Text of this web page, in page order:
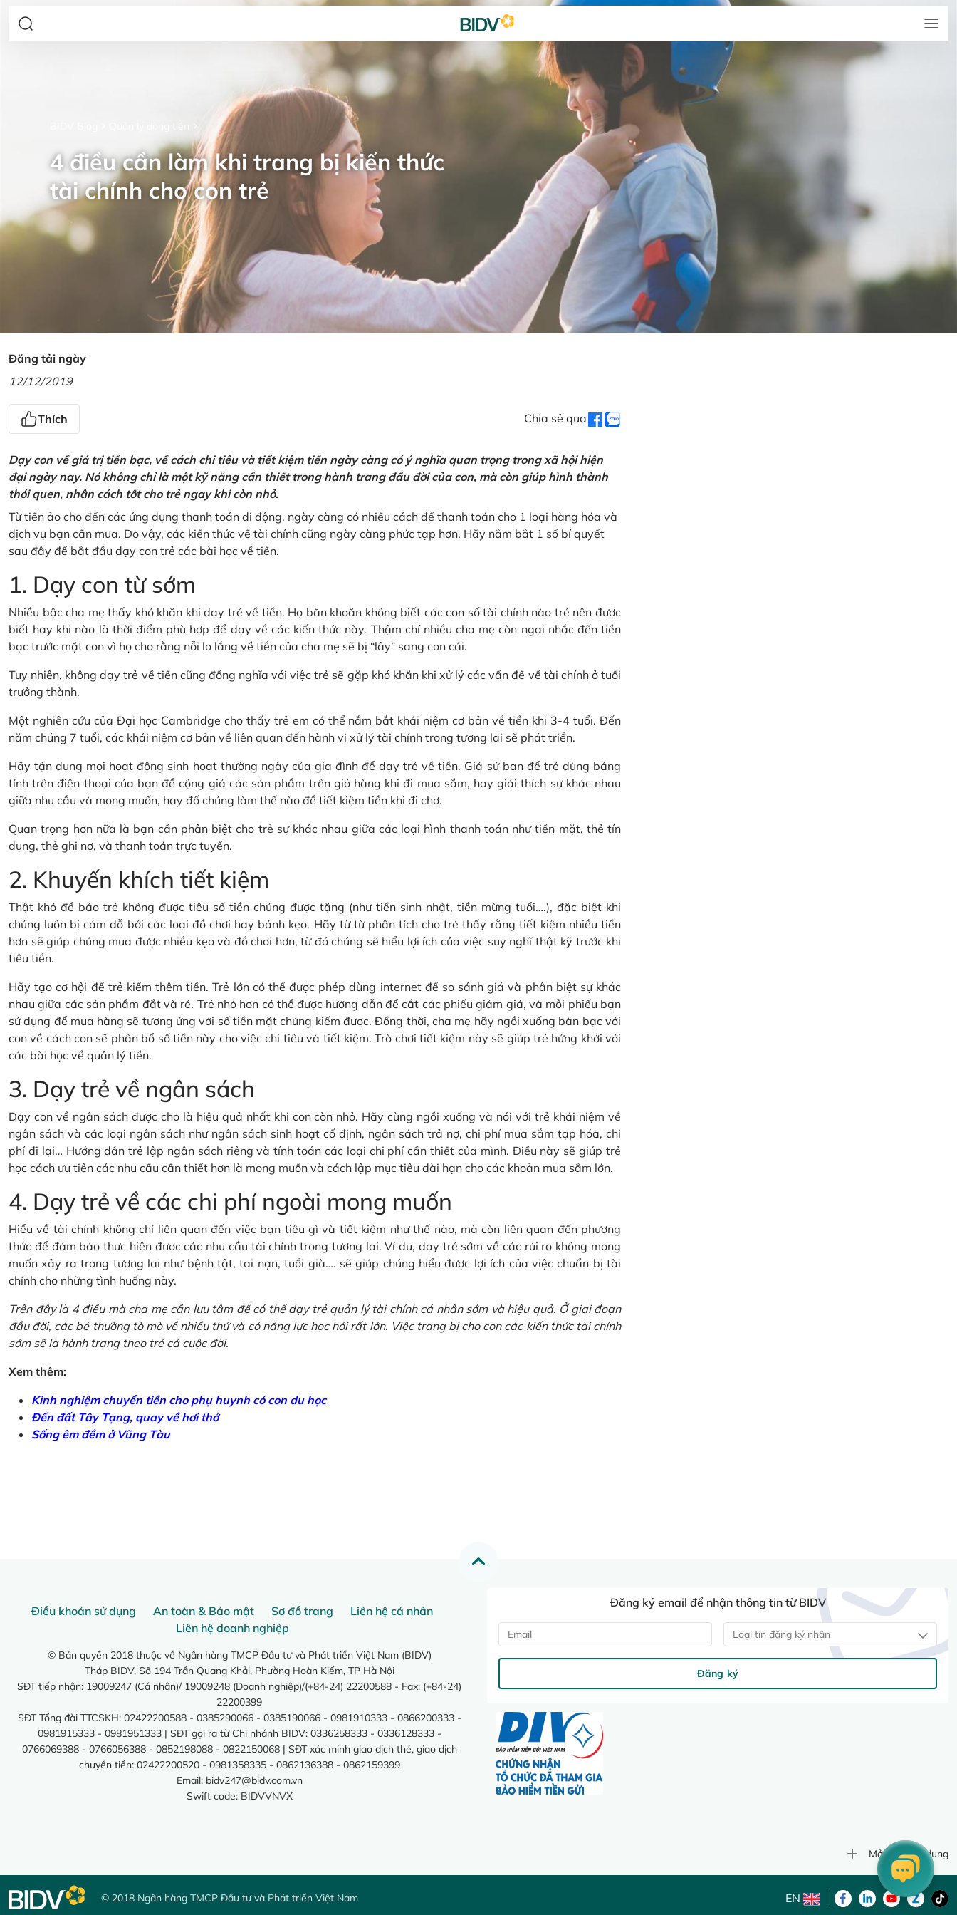
4 điều cần làm khi trang bị kiến thức
tài chính cho con trẻ
Đăng tải ngày
12/12/2019
Thích Chia sẻ qua
Dạy con về giá trị tiền bạc, về cách chi tiêu và tiết kiệm tiền ngày càng có ý nghĩa quan trọng trong xã hội hiện
đại ngày nay. Nó không chỉ là một kỹ năng cần thiết trong hành trang đầu đời của con, mà còn giúp hình thành
thói quen, nhân cách tốt cho trẻ ngay khi còn nhỏ.
Từ tiền ảo cho đến các ứng dụng thanh toán di động, ngày càng có nhiều cách để thanh toán cho 1 loại hàng hóa và
dịch vụ bạn cần mua. Do vậy, các kiến thức về tài chính cũng ngày càng phức tạp hơn. Hãy nắm bắt 1 số bí quyết
sau đây để bắt đầu dạy con trẻ các bài học về tiền.
1. Dạy con từ sớm
Nhiều bậc cha mẹ thấy khó khăn khi dạy trẻ về tiền. Họ băn khoăn không biết các con số tài chính nào trẻ nên được
biết hay khi nào là thời điểm phù hợp để dạy về các kiến thức này. Thậm chí nhiều cha mẹ còn ngại nhắc đến tiền
bạc trước mặt con vì họ cho rằng nỗi lo lắng về tiền của cha mẹ sẽ bị “lây” sang con cái.
Tuy nhiên, không dạy trẻ về tiền cũng đồng nghĩa với việc trẻ sẽ gặp khó khăn khi xử lý các vấn đề về tài chính ở tuổi
trưởng thành.
Một nghiên cứu của Đại học Cambridge cho thấy trẻ em có thể nắm bắt khái niệm cơ bản về tiền khi 3-4 tuổi. Đến
năm chúng 7 tuổi, các khái niệm cơ bản về liên quan đến hành vi xử lý tài chính trong tương lai sẽ phát triển.
Hãy tận dụng mọi hoạt động sinh hoạt thường ngày của gia đình để dạy trẻ về tiền. Giả sử bạn để trẻ dùng bảng
tính trên điện thoại của bạn để cộng giá các sản phẩm trên giỏ hàng khi đi mua sắm, hay giải thích sự khác nhau
giữa nhu cầu và mong muốn, hay đố chúng làm thế nào để tiết kiệm tiền khi đi chợ.
Quan trọng hơn nữa là bạn cần phân biệt cho trẻ sự khác nhau giữa các loại hình thanh toán như tiền mặt, thẻ tín
dụng, thẻ ghi nợ, và thanh toán trực tuyến.
2. Khuyến khích tiết kiệm
Thật khó để bảo trẻ không được tiêu số tiền chúng được tặng (như tiền sinh nhật, tiền mừng tuổi….), đặc biệt khi
chúng luôn bị cám dỗ bởi các loại đồ chơi hay bánh kẹo. Hãy từ từ phân tích cho trẻ thấy rằng tiết kiệm nhiều tiền
hơn sẽ giúp chúng mua được nhiều kẹo và đồ chơi hơn, từ đó chúng sẽ hiểu lợi ích của việc suy nghĩ thật kỹ trước khi
tiêu tiền.
Hãy tạo cơ hội để trẻ kiếm thêm tiền. Trẻ lớn có thể được phép dùng internet để so sánh giá và phân biệt sự khác
nhau giữa các sản phẩm đắt và rẻ. Trẻ nhỏ hơn có thể được hướng dẫn để cắt các phiếu giảm giá, và mỗi phiếu bạn
sử dụng để mua hàng sẽ tương ứng với số tiền mặt chúng kiếm được. Đồng thời, cha mẹ hãy ngồi xuống bàn bạc với
con về cách con sẽ phân bổ số tiền này cho việc chi tiêu và tiết kiệm. Trò chơi tiết kiệm này sẽ giúp trẻ hứng khởi với
các bài học về quản lý tiền.
3. Dạy trẻ về ngân sách
Dạy con về ngân sách được cho là hiệu quả nhất khi con còn nhỏ. Hãy cùng ngồi xuống và nói với trẻ khái niệm về
ngân sách và các loại ngân sách như ngân sách sinh hoạt cố định, ngân sách trả nợ, chi phí mua sắm tạp hóa, chi
phí đi lại… Hướng dẫn trẻ lập ngân sách riêng và tính toán các loại chi phí cần thiết của mình. Điều này sẽ giúp trẻ
học cách ưu tiên các nhu cầu cần thiết hơn là mong muốn và cách lập mục tiêu dài hạn cho các khoản mua sắm lớn.
4. Dạy trẻ về các chi phí ngoài mong muốn
Hiểu về tài chính không chỉ liên quan đến việc bạn tiêu gì và tiết kiệm như thế nào, mà còn liên quan đến phương
thức để đảm bảo thực hiện được các nhu cầu tài chính trong tương lai. Ví dụ, dạy trẻ sớm về các rủi ro không mong
muốn xảy ra trong tương lai như bệnh tật, tai nạn, tuổi già…. sẽ giúp chúng hiểu được lợi ích của việc chuẩn bị tài
chính cho những tình huống này.
Trên đây là 4 điều mà cha mẹ cần lưu tâm để có thể dạy trẻ quản lý tài chính cá nhân sớm và hiệu quả. Ở giai đoạn
đầu đời, các bé thường tò mò về nhiều thứ và có năng lực học hỏi rất lớn. Việc trang bị cho con các kiến thức tài chính
sớm sẽ là hành trang theo trẻ cả cuộc đời.
Xem thêm:
Kinh nghiệm chuyển tiền cho phụ huynh có con du học
Đến đất Tây Tạng, quay về hơi thở
Sống êm đềm ở Vũng Tàu
Điều khoản sử dụng An toàn & Bảo mật Sơ đồ trang
Liên hệ cá nhân
Liên hệ doanh nghiệp
© Bản quyền 2018 thuộc về Ngân hàng TMCP Đầu tư và Phát triển Việt Nam (BIDV)
Tháp BIDV, Số 194 Trần Quang Khải, Phường Hoàn Kiếm, TP Hà Nội
SĐT tiếp nhận: 19009247 (Cá nhân)/ 19009248 (Doanh nghiệp)/(+84-24) 22200588 - Fax: (+84-24)
22200399
SĐT Tổng đài TTCSKH: 02422200588 - 0385290066 - 0385190066 - 0981910333 - 0866200333 -
0981915333 - 0981951333 | SĐT gọi ra từ Chi nhánh BIDV: 0336258333 - 0336128333 -
0766069388 - 0766056388 - 0852198088 - 0822150068 | SĐT xác minh giao dịch thẻ, giao dịch
chuyển tiền: 02422200520 - 0981358335 - 0862136388 - 0862159399
Email: bidv247@bidv.com.vn
Swift code: BIDVVNVX
Đăng ký email để nhận thông tin từ BIDV
Loại tin đăng ký nhận
Đăng ký
Mở rộng nội dung
© 2018 Ngân hàng TMCP Đầu tư và Phát triển Việt Nam EN